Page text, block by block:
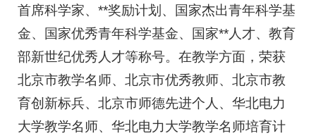
首席科学家、**奖励计划、国家杰出青年科学基
金、国家优秀青年科学基金、国家**人才、教育
部新世纪优秀人才等称号。在教学方面，荣获
北京市教学名师、北京市优秀教师、北京市教
育创新标兵、北京市师德先进个人、华北电力
大学教学名师、华北电力大学教学名师培育计